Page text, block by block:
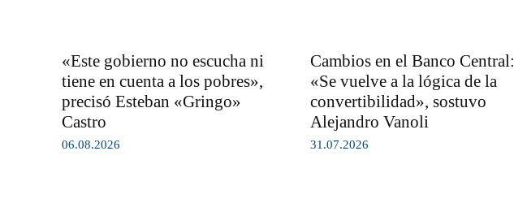
«Este gobierno no escucha ni
tiene en cuenta a los pobres»,
precisó Esteban «Gringo»
Castro
06.08.2026
Cambios en el Banco Central:
«Se vuelve a la lógica de la
convertibilidad», sostuvo
Alejandro Vanoli
31.07.2026